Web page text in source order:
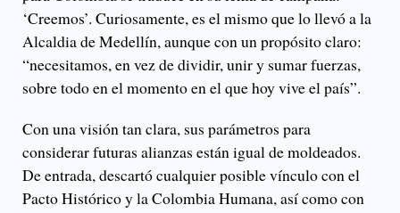
‘Creemos’. Curiosamente, es el mismo que lo llevó a la
Alcaldia de Medellín, aunque con un propósito claro:
“necesitamos, en vez de dividir, unir y sumar fuerzas,
sobre todo en el momento en el que hoy vive el país”.
Con una visión tan clara, sus parámetros para
considerar futuras alianzas están igual de moldeados.
De entrada, descartó cualquier posible vínculo con el
Pacto Histórico y la Colombia Humana, así como con